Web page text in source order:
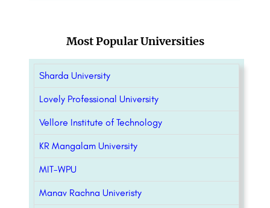
Most Popular Universities
Sharda University
Lovely Professional University
Vellore Institute of Technology
KR Mangalam University
MIT-WPU
Manav Rachna Univeristy